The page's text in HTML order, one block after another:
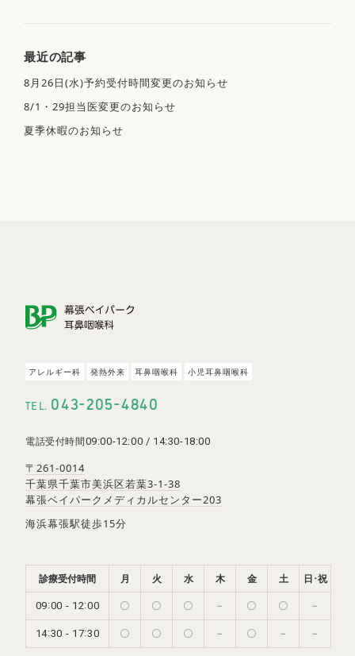
※当院専用の駐車場はありませんので、お車で
最近の記事
8月26日(水)予約受付時間変更のお知らせ
8/1・29担当医変更のお知らせ
夏季休暇のお知らせ
ア レ ルギー科 発熱外来 耳鼻咽喉科 小 児耳鼻咽喉科
TEL. 043-205-4840
電話受付時間09:00-12:00 / 14:30-18:00
〒261-0014
千葉県千葉市美浜区若葉3-1-38
幕張ベイパークメディカルセンター203
海浜幕張駅徒歩15分
診療受付時間 月 火 水 木 金 土 日･祝
09:00 - 12:00 〇 〇 〇 － 〇 〇 －
14:30 - 17:30 〇 〇 〇 － 〇 － －